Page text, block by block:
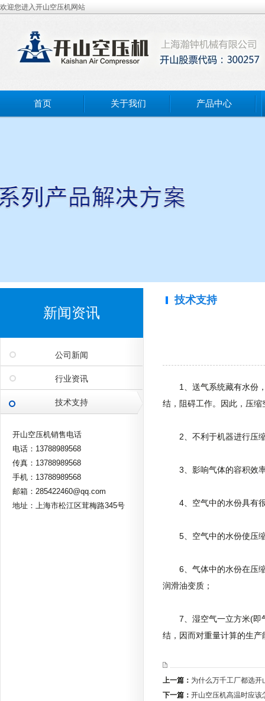
欢迎您进入开山空压机网站
首页 关于我们 产品中心
新闻资讯
公司新闻
行业资讯
技术支持
开山空压机销售电话
电话：13788989568
传真：13788989568
手机：13788989568
邮箱：285422460@qq.com
地址：上海市松江区茸梅路345号
技术支持
1、送气系统藏有水份，
结，阻碍工作。因此，压
2、不利于机器进行压缩
3、影响气体的容积效
4、空气中的水份具有很
5、空气中的水份使压缩
6、气体中的水份在压缩
润滑油变质；
7、湿空气一立方米(即气
结，因而对重量计算的生产
上一篇： 为什么万千工厂都选
下一篇： 开山空压机高温时应该